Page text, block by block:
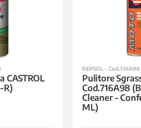
CASTROL
R)
REPSOL - Cod.716A98
Pulitore
Cod.716A98
Cleaner -
ML)